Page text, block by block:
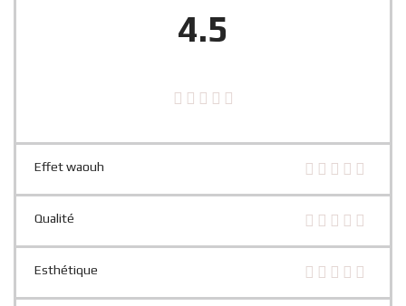
4.5
Effet waouh
Qualité
Esthétique